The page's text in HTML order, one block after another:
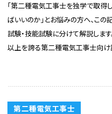
「第二種電気工事士を独学で取得
ばいいのか」とお悩みの方へ、こ
試験・技能試験に分けて解説しま
以上を誇る第二種電気工事士向け
第二種電気工事士